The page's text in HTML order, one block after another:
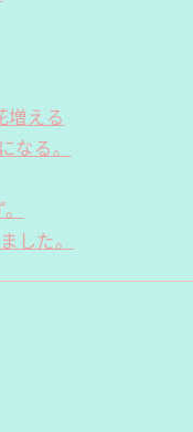
える
なる。
した。